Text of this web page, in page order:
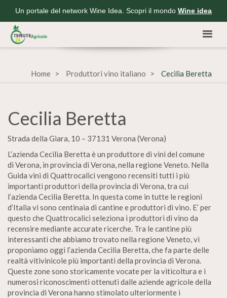
Un portale del network Wine Idea. Scopri il mondo Wine idea
Home Produttori vino italiano Cecilia Beretta
Cecilia Beretta
Strada della Giara, 10 – 37131 Verona (Verona)
L’azienda Cecilia Beretta è un produttore di vini del comune
di Verona, in provincia di Verona, nella regione Veneto. Nella
Guida vini di Quattrocalici vengono recensiti tutti i più
importanti produttori della provincia di Verona, tra cui
l’azienda Cecilia Beretta. In questa come in tutte le regioni
d’Italia vi sono centinaia di cantine e produttori di vino. E’ per
questo che Quattrocalici seleziona i produttori di vino da
recensire mediante accurate ricerche. Tra le cantine più
interessanti che abbiamo trovato nella regione Veneto, vi
proponiamo oggi l’azienda Cecilia Beretta, che fa parte delle
realtà vitivinicole più importanti della provincia di Verona.
Queste zone sono storicamente vocate per la viticoltura e i
numerosi riconoscimenti ottenuti dalle aziende agricole della
provincia di Verona hanno stimolato ulteriormente i